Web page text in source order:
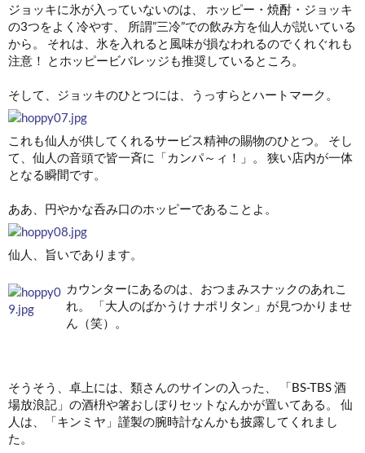
ジョッキに氷が入っていないのは、 ホッピー・焼酎・ジョッキ
の3つをよく冷やす、 所謂”三冷”での飲み方を仙人が説いている
から。 それは、氷を入れると風味が損なわれるのでくれぐれも
注意！ とホッピービバレッジも推奨しているところ。
そして、ジョッキのひとつには、うっすらとハートマーク。
これも仙人が供してくれるサービス精神の賜物のひとつ。 そし
て、仙人の音頭で皆一斉に「カンパ～ィ！」。 狭い店内が一体
となる瞬間です。
ああ、円やかな呑み口のホッピーであることよ。
仙人、旨いであります。
カウンターにあるのは、おつまみスナックのあれこ
れ。 「大人のばかうけ ナポリタン」が見つかりませ
ん（笑）。
そうそう、卓上には、類さんのサインの入った、 「BS-TBS 酒
場放浪記」の酒枡や箸おしぼりセットなんかが置いてある。 仙
人は、「キンミヤ」謹製の腕時計なんかも披露してくれまし
た。